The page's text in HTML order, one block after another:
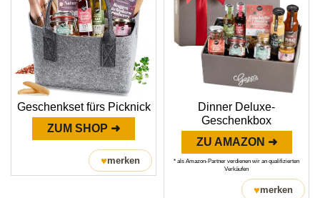
Geschenkset fürs Picknick
ZUM SHOP ➜
♥merken
Dinner Deluxe-
Geschenkbox
ZU AMAZON ➜
* als Amazon-Partner verdienen wir an qualifizierten
Verkäufen
♥merken